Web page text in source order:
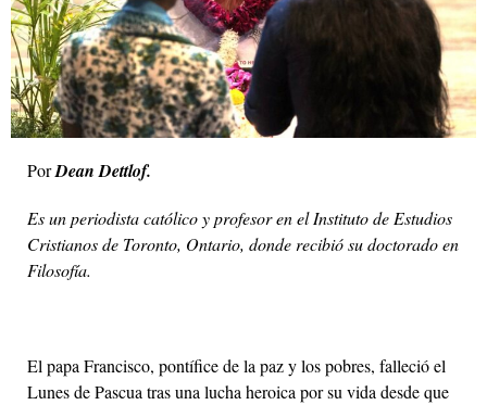
PorDean Dettlof.
Es un periodista católico y profesor en el Instituto de Estudios
Cristianos de Toronto, Ontario, donde recibió su doctorado en
Filosofía.
El papa Francisco, pontífice de la paz y los pobres, falleció el
Lunes de Pascua tras una lucha heroica por su vida desde que